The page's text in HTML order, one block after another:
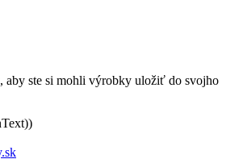
aby ste si mohli výrobky uložiť do svojho